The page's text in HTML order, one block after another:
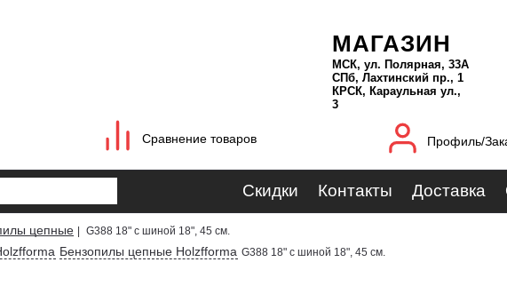
МАГАЗИН
МСК, ул. Полярная, 33А
СПб, Лахтинский пр., 1
КРСК, Караульная ул.,
3
Сравнение товаров Профиль/
Скидки Контакты Доставка
цепные G388 18" с шиной 18", 45 см.
Бензопилы цепные Holzfforma G388 18" с шиной 18", 45 см.